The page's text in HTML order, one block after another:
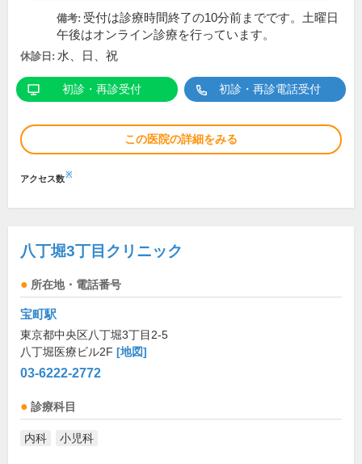
備考: 受付は診療時間終了の10分前までです。土曜日
午後はオンライン診療を行っています。
休診日: 水、日、祝
初診・再診受付 初診・再診電話受付
この医院の詳細をみる
アクセス数※
八丁堀3丁目クリニック
所在地・電話番号
宝町駅
東京都中央区八丁堀3丁目2-5
八丁堀医療ビル2F [地図]
03-6222-2772
診療科目
内科 小児科